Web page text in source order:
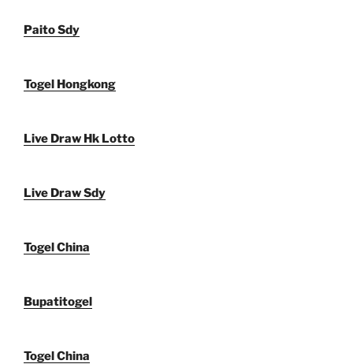
Paito Sdy
Togel Hongkong
Live Draw Hk Lotto
Live Draw Sdy
Togel China
Bupatitogel
Togel China